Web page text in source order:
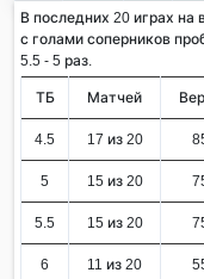
В последних 20 играх
с голами соперников
5.5 - 5 раз.
ТБ Матчей
4.5 17 из 20
5 15 из 20
5.5 15 из 20
6 11 из 20